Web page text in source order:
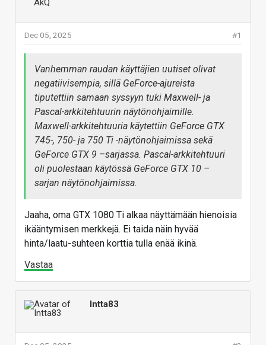
#1
Dec 05, 2025
Vanhemman raudan käyttäjien uutiset olivat
negatiivisempia, sillä GeForce-ajureista
tiputettiin samaan syssyyn tuki Maxwell- ja
Pascal-arkkitehtuurin näytönohjaimille.
Maxwell-arkkitehtuuria käytettiin GeForce GTX
745-, 750- ja 750 Ti -näytönohjaimissa sekä
GeForce GTX 9 –sarjassa. Pascal-arkkitehtuuri
oli puolestaan käytössä GeForce GTX 10 –
sarjan näytönohjaimissa.
Jaaha, oma GTX 1080 Ti alkaa näyttämään hienoisia
ikääntymisen merkkejä. Ei taida näin hyvää
hinta/laatu-suhteen korttia tulla enää ikinä.
Vastaa
Intta83